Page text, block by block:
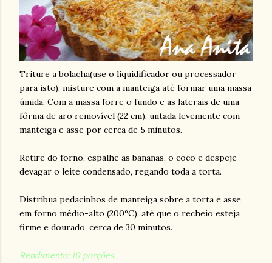
Triture a bolacha(use o liquidificador ou processador
para isto), misture com a manteiga até formar uma massa
úmida. Com a massa forre o fundo e as laterais de uma
fôrma de aro removível (22 cm), untada levemente com
manteiga e asse por cerca de 5 minutos.
Retire do forno, espalhe as bananas, o coco e despeje
devagar o leite condensado, regando toda a torta.
Distribua pedacinhos de manteiga sobre a torta e asse
em forno médio-alto (200ºC), até que o recheio esteja
firme e dourado, cerca de 30 minutos.
Rendimento: 10 porções.